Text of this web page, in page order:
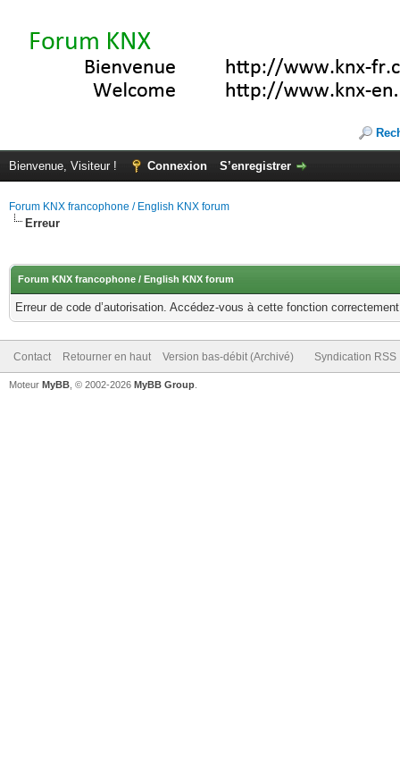
Bienvenue, Visiteur ! Connexion S’enregistrer
Forum KNX francophone / English KNX forum
Erreur
Forum KNX francophone / English KNX forum
Erreur de code d’autorisation. Accédez-vous à cette fonction
Contact Retourner en haut Version bas-débit (Archivé) Syndication RSS
Moteur MyBB , © 2002-2026 MyBB Group